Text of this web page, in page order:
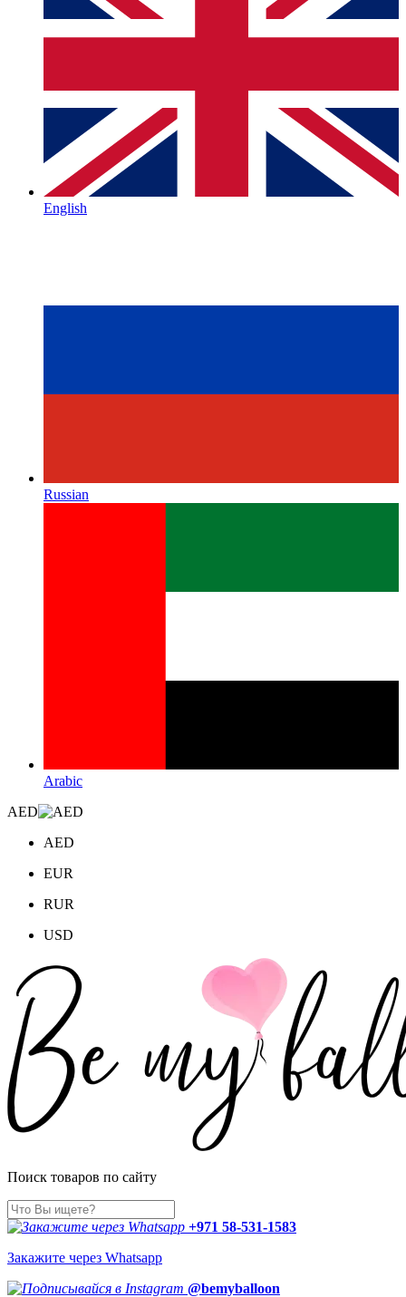
English
Russian
Arabic
AED
AED
EUR
RUR
USD
Поиск товаров по сайту
+971 58-531-1583
Закажите через Whatsapp
@bemyballoon